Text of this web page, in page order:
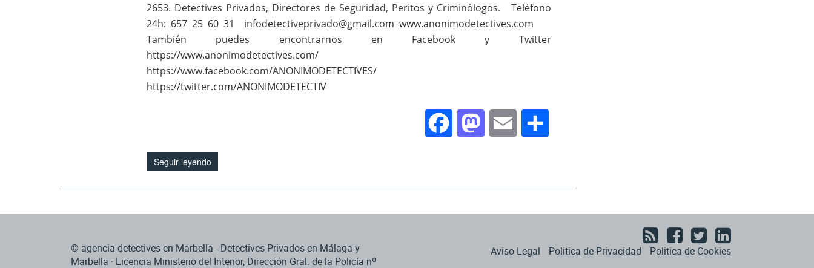
2653. Detectives Privados, Directores de Seguridad, Peritos y Criminólogos. Teléfono
24h: 657 25 60 31 infodetectiveprivado@gmail.com www.anonimodetectives.com
También puedes encontrarnos en Facebook y Twitter
https://www.anonimodetectives.com/
https://www.facebook.com/ANONIMODETECTIVES/
https://twitter.com/ANONIMODETECTIV
Facebook
Mastodon
EmailCompartir
Seguir leyendo
© agencia detectives en Marbella - Detectives Privados en Málaga y
Marbella · Licencia Ministerio del Interior, Dirección Gral. de la Policía nº
Aviso Legal Politica de Privacidad Politica de Cookies